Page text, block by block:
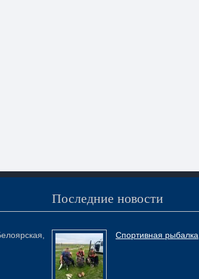
Последние новости
Спортивная рыбалка